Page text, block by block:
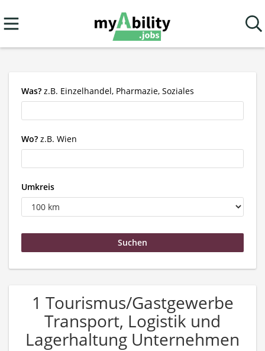
Was? z.B. Einzelhandel, Pharmazie, Soziales
Wo? z.B. Wien
Umkreis
1 Tourismus/Gastgewerbe
Transport, Logistik und
Lagerhaltung Unternehmen